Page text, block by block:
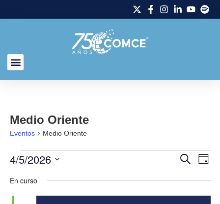
Medio Oriente
Eventos Medio Oriente
de
Buscar
Día
4/5/2026
la
fecha.
En curso